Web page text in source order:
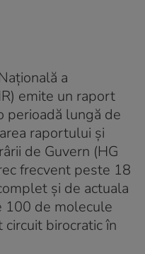
a
emite un raport
perioadă lungă de
raportului și
de Guvern (HG
frecvent peste 18
și de actuala
100 de molecule
birocratic în